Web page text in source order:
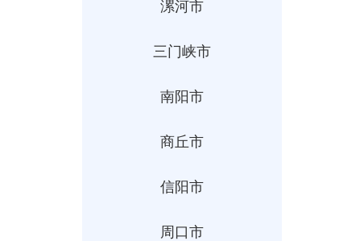
漯河市
三门峡市
南阳市
商丘市
信阳市
周口市